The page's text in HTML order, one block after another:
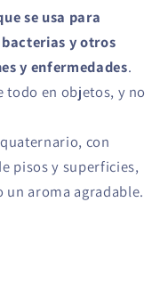
se usa para
y otros
y enfermedades.
todo en objetos, y no
con
pisos y superficies,
aroma agradable.